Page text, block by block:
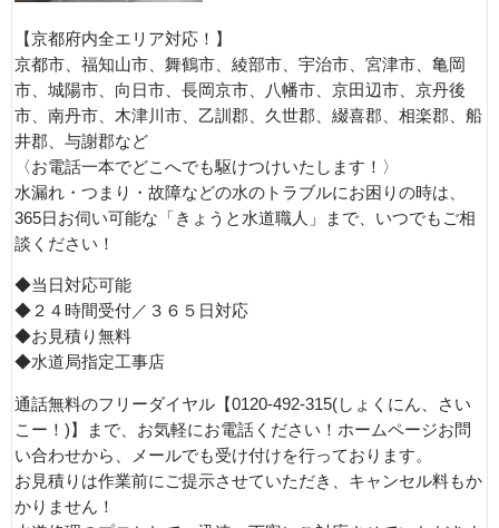
【京都府内全エリア対応！】
京都市、福知山市、舞鶴市、綾部市、宇治市、宮津市、亀岡
市、城陽市、向日市、長岡京市、八幡市、京田辺市、京丹後
市、南丹市、木津川市、乙訓郡、久世郡、綴喜郡、相楽郡、船
井郡、与謝郡など
〈お電話一本でどこへでも駆けつけいたします！〉
水漏れ・つまり・故障などの水のトラブルにお困りの時は、
365日お伺い可能な「きょうと水道職人」まで、いつでもご相
談ください！
◆当日対応可能
◆２４時間受付／３６５日対応
◆お見積り無料
◆水道局指定工事店
通話無料のフリーダイヤル【0120-492-315(しょくにん、さい
こー！)】まで、お気軽にお電話ください！ホームページお問
い合わせから、メールでも受け付けを行っております。
お見積りは作業前にご提示させていただき、キャンセル料もか
かりません！